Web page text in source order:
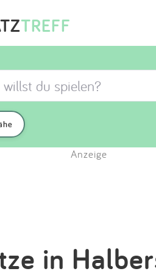
TREFF
Anzeige
in